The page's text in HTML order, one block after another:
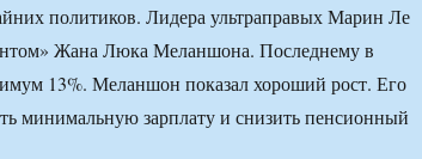
политиков. Лидера ультраправых Марин Ле
Жана Люка Меланшона. Последнему в
13%. Меланшон показал хороший рост. Его
минимальную зарплату и снизить пенсионный